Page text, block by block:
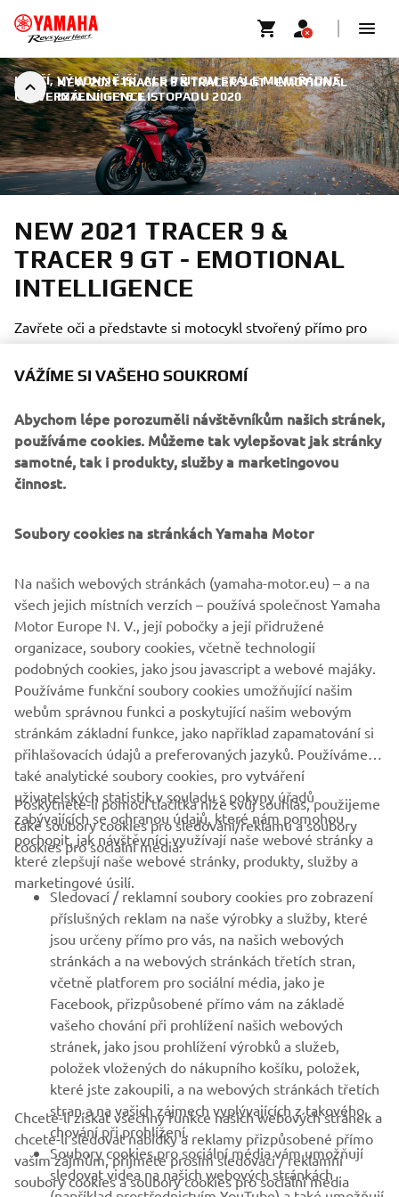
NEW 2021 TRACER 9 & TRACER 9 GT - EMOTIONAL
INTELLIGENCE
LEHČÍ, VÝKONNĚJŠÍ, ALE PŘITOM STÁLE MIMOŘÁDNĚ
UNIVERZÁLNÍ | 16. LISTOPADU 2020
NEW 2021 TRACER 9 &
TRACER 9 GT - EMOTIONAL
INTELLIGENCE
Zavřete oči a představte si motocykl stvořený přímo pro
vás a pro vaše potřeby. Co vidíte?
Nový TRACER 9 od Yamahy. Lehčí, rychlejší a všestrannější
než kdykoli ředtím! Díky nové elegantní aerodynamické
cestovním motocyklem, který byl navržen přesně pro
Přesedlejte na vyšší level.
PROZKOUMEJTE NOVÉ TRACER 9 & TRACER 9 GT
FIREMNÍ
B2B
VÍCE YAMAHA
PODPORA
ZPRAVODAJ
Získejte jako první informace o nejnovějších nabídkách,
speciálních akcích, nových verzích a mnoho dalšího
PŘIHLÁSIT SE K ODBĚRU
VÁŽÍME SI VAŠEHO SOUKROMÍ
Abychom lépe porozuměli návštěvníkům našich stránek,
používáme cookies. Můžeme tak vylepšovat jak stránky
samotné, tak i produkty, služby a marketingovou
činnost.
Soubory cookies na stránkách Yamaha Motor
Na našich webových stránkách (yamaha-motor.eu) – a na
všech jejich místních verzích – používá společnost Yamaha
Motor Europe N. V., její pobočky a její přidružené
organizace, soubory cookies, včetně technologií
podobných cookies, jako jsou javascript a webové majáky.
Používáme funkční soubory cookies umožňující našim
webům správnou funkci a poskytující našim webovým
stránkám základní funkce, jako například zapamatování si
přihlašovacích údajů a preferovaných jazyků. Používáme
také analytické soubory cookies, pro vytváření
uživatelských statistik v souladu s pokyny úřadů
zabývajících se ochranou údajů, které nám pomohou
pochopit, jak návštěvníci využívají naše webové stránky a
které zlepšují naše webové stránky, produkty, služby a
marketingové úsilí.
Poskytnete-li pomocí tlačítka níže svůj souhlas, použijeme
také soubory cookies pro sledování/reklamu a soubory
cookies pro sociální média:
Sledovací / reklamní soubory cookies pro zobrazení
příslušných reklam na naše výrobky a služby, které
jsou určeny přímo pro vás, na našich webových
stránkách a na webových stránkách třetích stran,
včetně platforem pro sociální média, jako je
Facebook, přizpůsobené přímo vám na základě
vašeho chování při prohlížení našich webových
stránek, jako jsou prohlížení výrobků a služeb,
položek vložených do nákupního košíku, položek,
které jste zakoupili, a na webových stránkách třetích
stran a na vašich zájmech vyplývajících z takového
chování při prohlížení.
Soubory cookies pro sociální média vám umožňují
sledovat videa na našich webových stránkách
Chcete-li získat všechny funkce našich webových stránek a
chcete-li sledovat nabídky a reklamy přizpůsobené přímo
vašim zájmům, přijměte prosím sledovací / reklamní
soubory cookies a soubory cookies pro sociální média